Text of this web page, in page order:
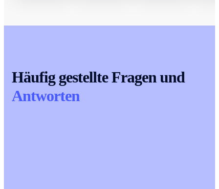
Häufig gestellte Fragen und
Antworten